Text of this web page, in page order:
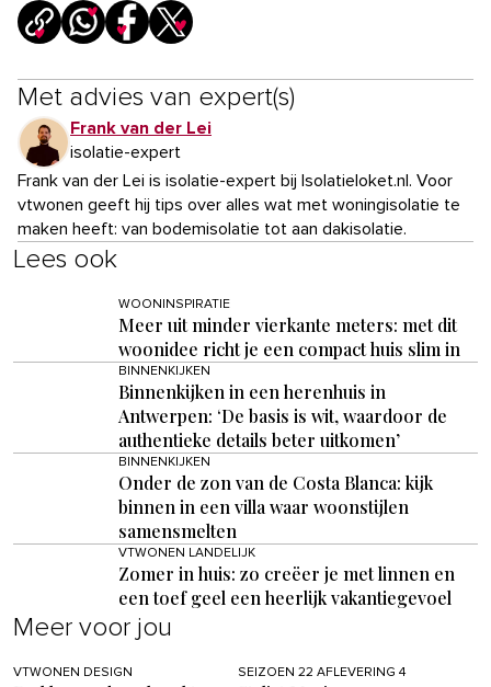
Met advies van expert(s)
Frank van der Lei
isolatie-expert
Frank van der Lei is isolatie-expert bij Isolatieloket.nl. Voor
vtwonen geeft hij tips over alles wat met woningisolatie te
maken heeft: van bodemisolatie tot aan dakisolatie.
Lees ook
WOONINSPIRATIE
Meer uit minder vierkante meters: met dit
woonidee richt je een compact huis slim in
BINNENKIJKEN
Binnenkijken in een herenhuis in
Antwerpen: ‘De basis is wit, waardoor de
authentieke details beter uitkomen’
BINNENKIJKEN
Onder de zon van de Costa Blanca: kijk
binnen in een villa waar woonstijlen
samensmelten
VTWONEN LANDELIJK
Zomer in huis: zo creëer je met linnen en
een toef geel een heerlijk vakantiegevoel
Meer voor jou
VTWONEN DESIGN SEIZOEN 22 AFLEVERING 4